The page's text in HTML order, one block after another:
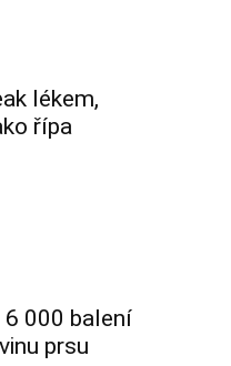
lékem,
řípa
000 balení
prsu